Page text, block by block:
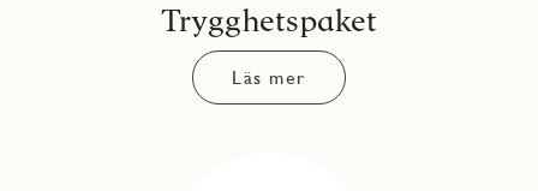
Trygghetspaket
Läs mer